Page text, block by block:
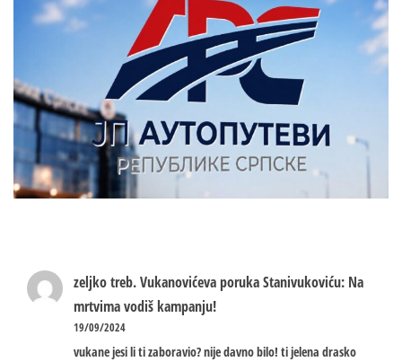
zeljko treb.Vukanovićeva poruka Stanivukoviću: Na
mrtvima vodiš kampanju!
19/09/2024
vukane jesi li ti zaboravio? nije davno bilo! ti jelena drasko